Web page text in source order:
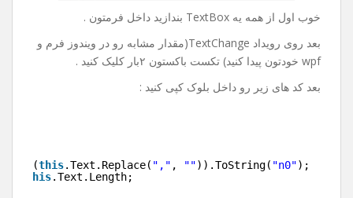
خوب اول از همه یه TextBox بندازید داخل فرمتون .
بعد روی رویداد TextChange(مقدار مشابه رو در ویندوز فرم و
wpf خودتون پیدا کنید) تکست باکستون ۲بار کلیک کنید .
بعد کد های زیر رو داخل بلوک کپی کنید :
this.Text.Replace( "," , "")).ToString( "n0");
this.Text.Length;